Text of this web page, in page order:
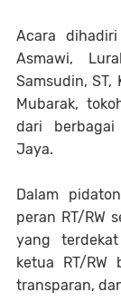
Acara
Asmawi,
Samsudin, ST,
Mubarak,
dari
Jaya.
Dalam
peran RT/RW
yang
ketua RT/
transparan,